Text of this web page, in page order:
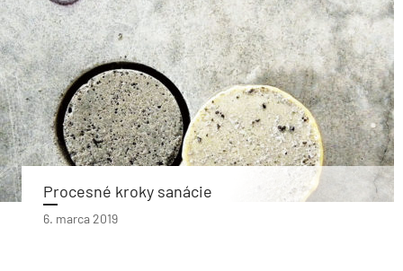
Procesné kroky sanácie
6. marca 2019